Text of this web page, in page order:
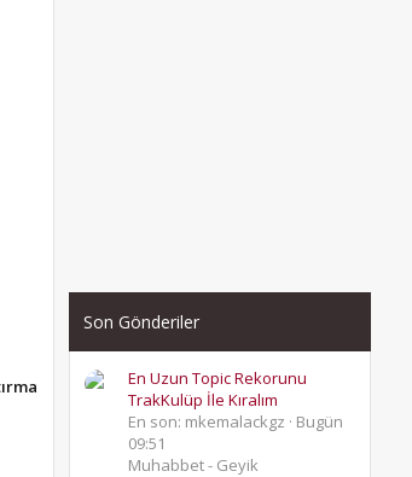
Son Gönderiler
En Uzun Topic Rekorunu
TrakKulüp İle Kıralım
En son: mkemalackgz
Bugün
09:51
Muhabbet - Geyik